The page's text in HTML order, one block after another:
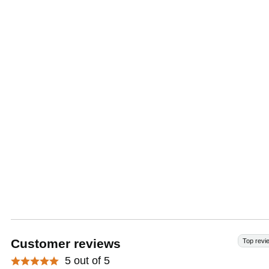
Customer reviews
5 out of 5
Top